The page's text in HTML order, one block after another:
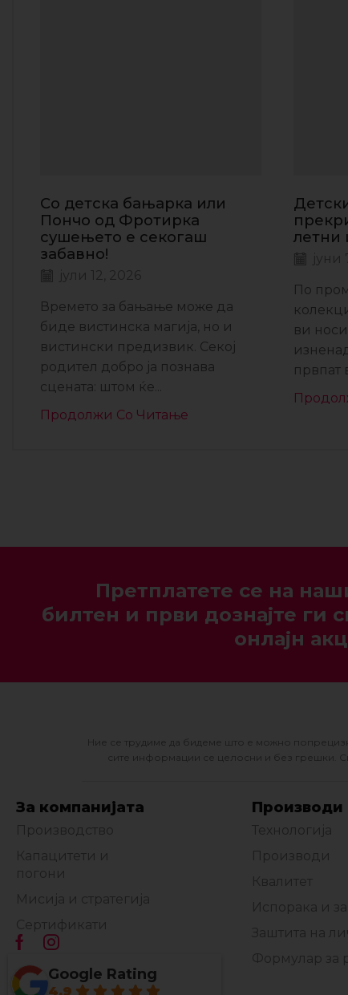
Со детска бањарка или
Пончо од Фротирка
сушењето е секогаш
забавно!
јули 12, 2026
Времето за бањање може да
биде вистинска магија, но и
вистински предизвик. Секој
родител добро ја познава
сцената: штом ќе...
Продолжи Со Читање
летни
јуни
По
ви
првпат
Претплатете се на
билтен и први дознајте ги
онлајн
Ние се трудиме да бидеме што е можно
сите информации се целосни и без грешки.
За компанијата
Производство
Капацитети и
погони
Мисија и стратегија
Сертификати
Производи
Технологија
Производи
Квалитет
Испорака и
Заштита на
Формулар за
Google Rating
4.9